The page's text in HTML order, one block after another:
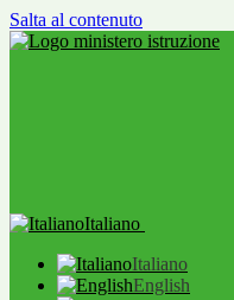
Salta al contenuto
Italiano
Italiano
English